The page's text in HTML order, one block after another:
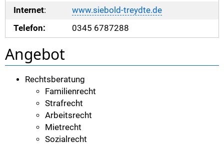
Internet:
www.siebold-treydte.de
Telefon:
0345 6787288
Angebot
Rechtsberatung
Familienrecht
Strafrecht
Arbeitsrecht
Mietrecht
Sozialrecht